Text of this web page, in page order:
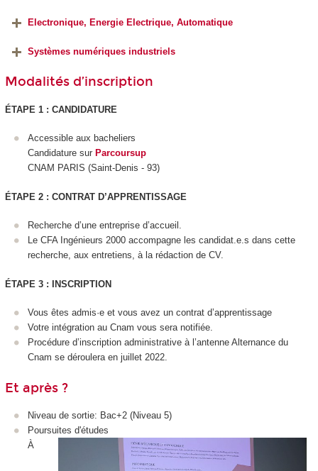
Electronique, Energie Electrique, Automatique
Systèmes numériques industriels
Modalités d’inscription
ÉTAPE 1 : CANDIDATURE
Accessible aux bacheliers
Candidature sur Parcoursup
CNAM PARIS (Saint-Denis - 93)
ÉTAPE 2 : CONTRAT D’APPRENTISSAGE
Recherche d’une entreprise d’accueil.
Le CFA Ingénieurs 2000 accompagne les candidat.e.s dans cette
recherche, aux entretiens, à la rédaction de CV.
ÉTAPE 3 : INSCRIPTION
Vous êtes admis·e et vous avez un contrat d’apprentissage
Votre intégration au Cnam vous sera notifiée.
Procédure d’inscription administrative à l’antenne Alternance du
Cnam se déroulera en juillet 2022.
Et après ?
Niveau de sortie: Bac+2 (Niveau 5)
Poursuites d'études
À